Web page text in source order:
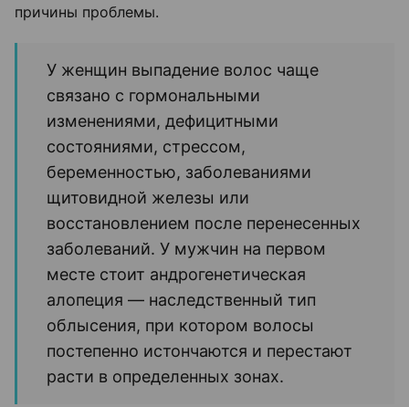
причины проблемы.
У женщин выпадение волос чаще
связано с гормональными
изменениями, дефицитными
состояниями, стрессом,
беременностью, заболеваниями
щитовидной железы или
восстановлением после перенесенных
заболеваний. У мужчин на первом
месте стоит андрогенетическая
алопеция — наследственный тип
облысения, при котором волосы
постепенно истончаются и перестают
расти в определенных зонах.